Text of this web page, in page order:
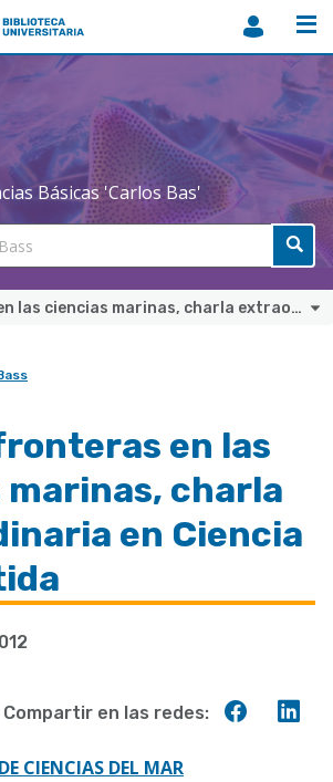
Biblioteca
Básicas 'Carlos Bas'
Nuevas fronteras en las ciencias marinas, charla extraordinaria en Ciencia compartida
en las
charla
en Ciencia
Compartir en las redes:
CIENCIAS DEL MAR